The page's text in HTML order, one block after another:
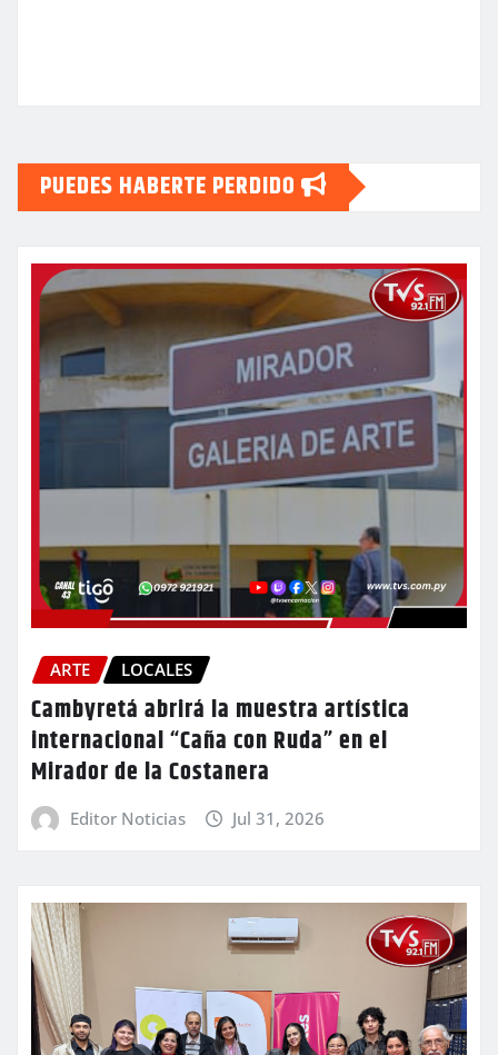
PUEDES HABERTE PERDIDO
ARTE LOCALES
Cambyretá abrirá la muestra artística
internacional “Caña con Ruda” en el
Mirador de la Costanera
Editor Noticias Jul 31, 2026